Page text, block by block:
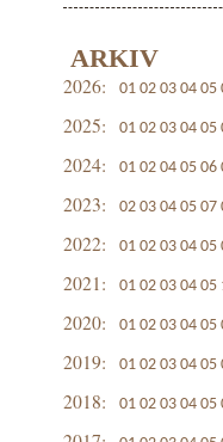
ARKIV
2026: 01 02 03 04 05
2025: 01 02 03 04 05
2024: 01 02 04 05 06
2023: 02 03 04 05 07
2022: 01 02 03 04 05
2021: 01 02 03 04 05
2020: 01 02 03 04 05
2019: 01 02 03 04 05
2018: 01 02 03 04 05